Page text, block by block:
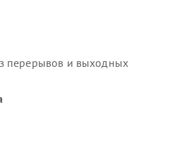
перерывов и выходных